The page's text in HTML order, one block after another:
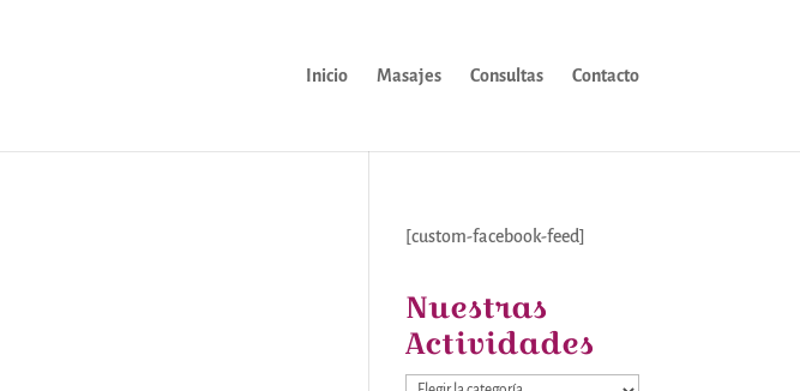
Inicio Masajes Consultas Contacto
[custom-facebook-feed]
Nuestras
Actividades